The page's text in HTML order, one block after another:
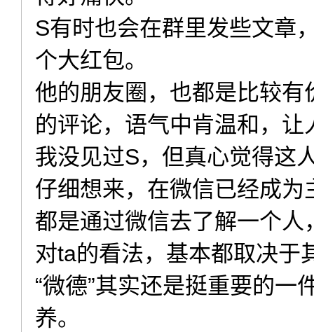
S有时也会在群里发些文章
个大红包。
他的朋友圈，也都是比较
的评论，语气中肯温和，让
我没见过S，但真心觉得这
仔细想来，在微信已经成
都是通过微信去了解一个
对ta的看法，基本都取决于
“微德”其实还是挺重要的
养。